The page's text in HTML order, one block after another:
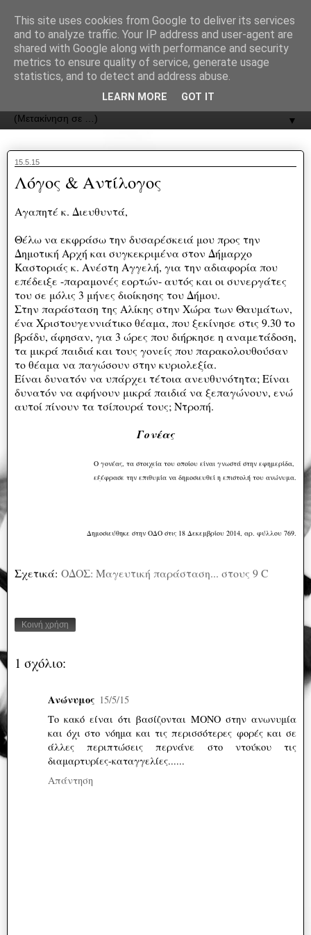
ΟΔΟΣ
▼
15.5.15
Λόγος & Αντίλογος
Αγαπητέ κ. Διευθυντά,
Θέλω να εκφράσω την δυσαρέσκειά μου προς την
Δημοτική Αρχή και συγκεκριμένα στον Δήμαρχο
Καστοριάς κ. Ανέστη Αγγελή, για την αδιαφορία που
επέδειξε -παραμονές εορτών- αυτός και οι συνεργάτες
του σε μόλις 3 μήνες διοίκησης του Δήμου.
Στην παράσταση της Αλίκης στην Χώρα των Θαυμάτων,
ένα Χριστουγεννιάτικο θέαμα, που ξεκίνησε στις 9.30 το
βράδυ, άφησαν, για 3 ώρες που διήρκησε η αναμετάδοση,
τα μικρά παιδιά και τους γονείς που παρακολουθούσαν
το θέαμα να παγώσουν στην κυριολεξία.
Είναι δυνατόν να υπάρχει τέτοια ανευθυνότητα; Είναι
δυνατόν να αφήνουν μικρά παιδιά να ξεπαγώνουν, ενώ
αυτοί πίνουν τα τσίπουρά τους; Ντροπή.
Γονέας
Ο γονέας, τα στοιχεία του οποίου είναι γνωστά στην εφημερίδα,
εξέφρασε την επιθυμία να δημοσιευθεί η επιστολή του ανώνυμα.
Δημοσιεύθηκε στην ΟΔΟ στις 18 Δεκεμβρίου 2014, αρ. φύλλου 769.
Σχετικά: ΟΔΟΣ: Μαγευτική παράσταση... στους 9 C
Κοινή χρήση
1 σχόλιο:
Ανώνυμος 15/5/15
Το κακό είναι ότι βασίζονται ΜΟΝΟ στην ανωνυμία
και όχι στο νόημα και τις περισσότερες φορές και σε
άλλες περιπτώσεις περνάνε στο ντούκου τις
διαμαρτυρίες-καταγγελίες......
Απάντηση
This site uses cookies from Google to deliver its services
and to analyze traffic. Your IP address and user-agent are
shared with Google along with performance and security
metrics to ensure quality of service, generate usage
statistics, and to detect and address abuse.
LEARN MORE GOT IT